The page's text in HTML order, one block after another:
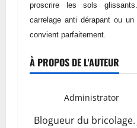
proscrire les sols
carrelage anti dérapant ou un
convient parfaitement.
À PROPOS DE L'AUTEUR
Administrator
Blogueur du bricolage.